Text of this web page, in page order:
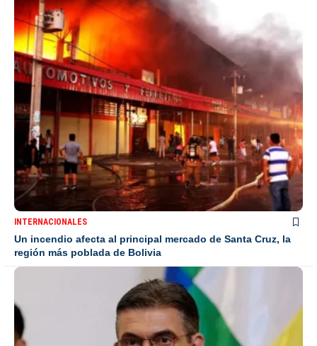
INTERNACIONALES
Un incendio afecta al principal mercado de Santa Cruz, la
región más poblada de Bolivia